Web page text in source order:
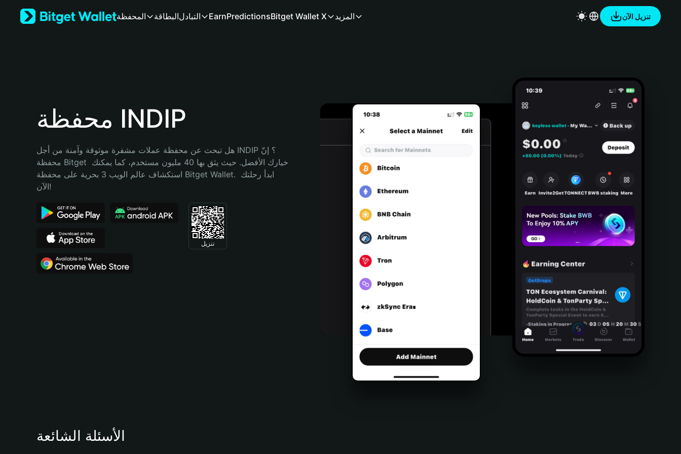
Bahasa Indonesia
Português (Brasil)
المحفظة البطاقةالتبادل EarnPredictionsBitget Wallet X المزيد تنزيل الآن
محفظة INDIP
هل تبحث عن محفظة عملات مشفرة موثوقة وآمنة من أجل INDIP؟ إنّ
محفظة Bitget خيارك الأفضل. حيث يثق بها 40 مليون مستخدم، كما يمكنك
استكشاف عالم الويب 3 بحرية على محفظة Bitget Wallet. ابدأ رحلتك
الآن!
تنزيل
الأسئلة الشائعة